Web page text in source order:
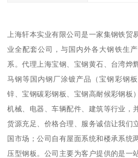
上海轩本实业有限公司是一家集钢铁贸
业全配套公司，与国内外各大钢铁生
系。代理上海宝钢、宝钢黄石、台湾烨
马钢等国内钢厂涂镀产品（宝钢彩钢
锌、宝钢碳彩钢板、宝钢高耐候彩钢板
机械、电器、车辆配件、建筑等行业，
货源充足、价格合理、服务诚信让我们
国市场；公司自有屋面系统和楼承系统
压型钢板。公司主要为客户提供的是一